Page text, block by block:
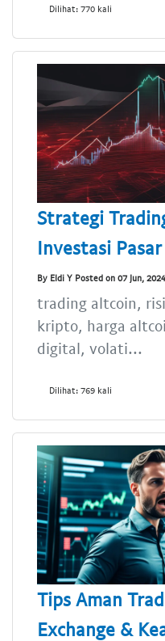
Dilihat: 770 kali
Strategi
Investasi
By Eldi Y Posted on 07 Jun, 2024
trading altcoin,
kripto, harga
digital, volati...
Dilihat: 769 kali
Tips Aman
Exchange &